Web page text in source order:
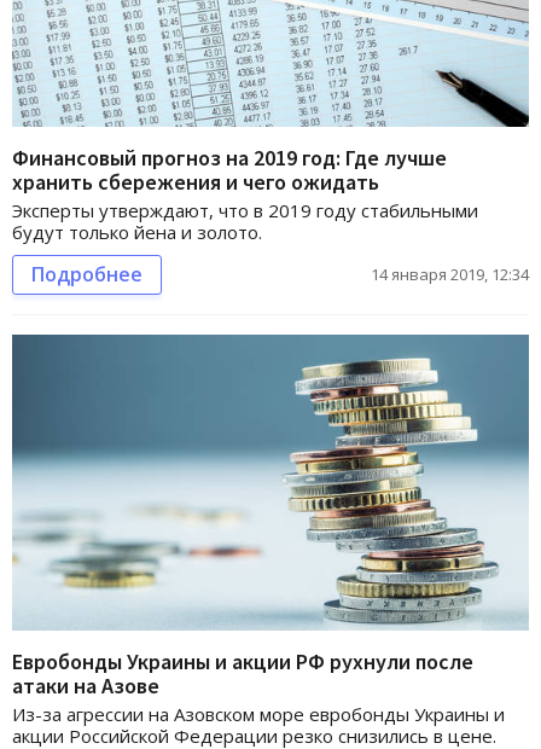
Финансовый прогноз на 2019 год: Где лучше
хранить сбережения и чего ожидать
Эксперты утверждают, что в 2019 году стабильными
будут только йена и золото.
Подробнее 14 января 2019, 12:34
Евробонды Украины и акции РФ рухнули после
атаки на Азове
Из-за агрессии на Азовском море евробонды Украины и
акции Российской Федерации резко снизились в цене.